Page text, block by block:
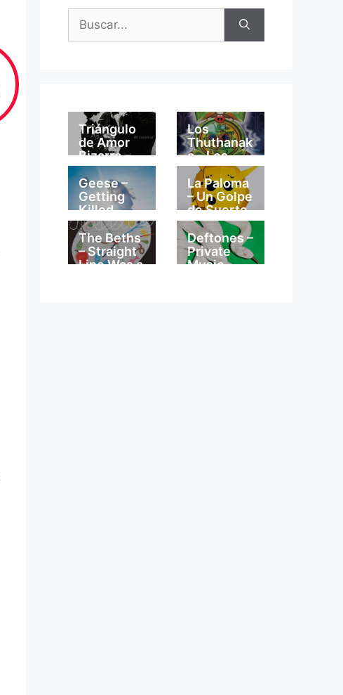
Triángulo
de Amor
Bizarro –
Mi
Catedral
Los
Thuthanak
a – Los
Thuthanak
a
Geese –
Getting
Killed
La Paloma
– Un Golpe
de Suerte
The Beths
– Straight
Line Was a
Deftones –
Private
Music